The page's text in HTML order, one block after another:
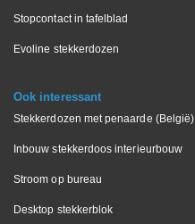
Stopcontact in tafelblad
Evoline stekkerdozen
Ook interessant
Stekkerdozen met penaarde (België)
Inbouw stekkerdoos interieurbouw
Stroom op bureau
Desktop stekkerblok